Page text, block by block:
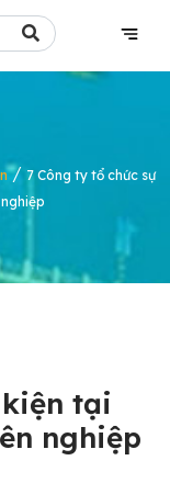
/ 7 Công ty tổ chức sự
tại
nghiệp